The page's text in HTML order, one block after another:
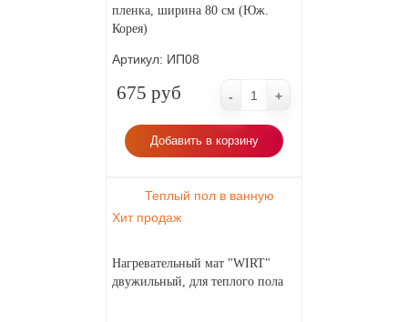
пленка, ширина 80 см (Юж.
Корея)
Артикул: ИП08
675 руб - +
Добавить в корзину
Теплый пол в ванную
Хит продаж
Нагревательный мат "WIRT"
двужильный, для теплого пола